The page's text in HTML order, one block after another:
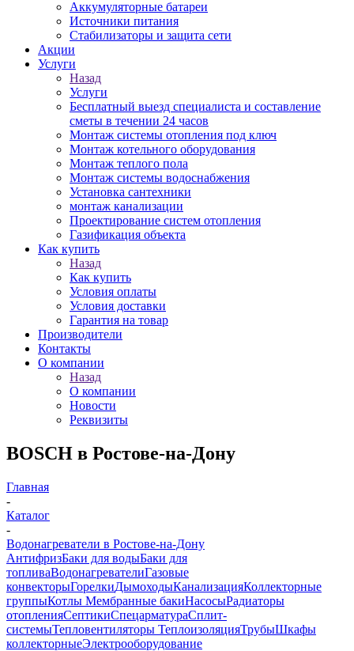
Аккумуляторные батареи
Источники питания
Стабилизаторы и защита сети
Акции
Услуги
Назад
Услуги
Бесплатный выезд специалиста и составление
сметы в течении 24 часов
Монтаж системы отопления под ключ
Монтаж котельного оборудования
Монтаж теплого пола
Монтаж системы водоснабжения
Установка сантехники
монтаж канализации
Проектирование систем отопления
Газификация объекта
Как купить
Назад
Как купить
Условия оплаты
Условия доставки
Гарантия на товар
Производители
Контакты
О компании
Назад
О компании
Новости
Реквизиты
BOSCH в Ростове-на-Дону
Главная
-
Каталог
-
Водонагреватели в Ростове-на-Дону
АнтифризБаки для водыБаки для
топливаВодонагревателиГазовые
конвекторыГорелкиДымоходыКанализацияКоллекторные
группыКотлы Мембранные бакиНасосыРадиаторы
отопленияСептикиСпецарматураСплит-
системыТепловентиляторы ТеплоизоляцияТрубыШкафы
коллекторныеЭлектрооборудование